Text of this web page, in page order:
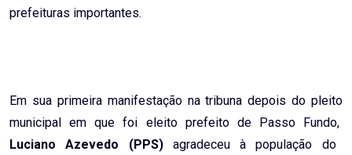
prefeituras importantes.
Em sua primeira manifestação na tribuna depois do pleito
municipal em que foi eleito prefeito de Passo Fundo,
Luciano Azevedo (PPS)agradeceu à população do